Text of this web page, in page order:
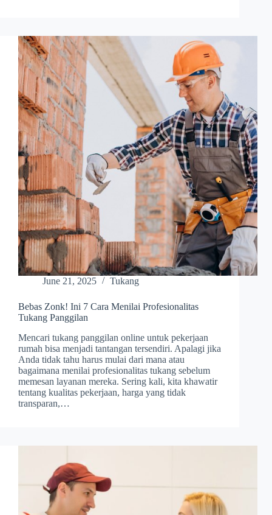
June 21, 2025 Tukang
Bebas Zonk! Ini 7 Cara Menilai Profesionalitas
Tukang Panggilan
Mencari tukang panggilan online untuk pekerjaan
rumah bisa menjadi tantangan tersendiri. Apalagi jika
Anda tidak tahu harus mulai dari mana atau
bagaimana menilai profesionalitas tukang sebelum
memesan layanan mereka. Sering kali, kita khawatir
tentang kualitas pekerjaan, harga yang tidak
transparan,…